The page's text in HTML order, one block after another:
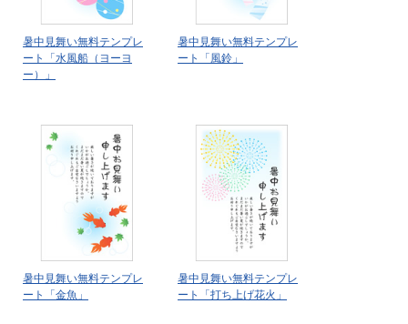
暑中見舞い無料テンプレ
ート「水風船（ヨーヨ
ー）」
暑中見舞い無料テンプレ
ート「風鈴」
暑中見舞い無料テンプレ
ート「金魚」
暑中見舞い無料テンプレ
ート「打ち上げ花火」